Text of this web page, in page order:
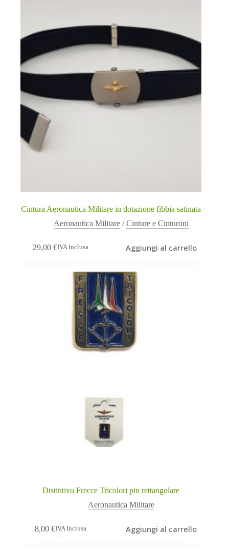
Cintura Aeronautica Militare in dotazione fibbia satinata
Aeronautica Militare /Cinture e Cinturoni
29,00€IVA Inclusa Aggiungi al carrello
Distintivo Frecce Tricolori pin rettangolare
Aeronautica Militare
8,00€IVA Inclusa Aggiungi al carrello